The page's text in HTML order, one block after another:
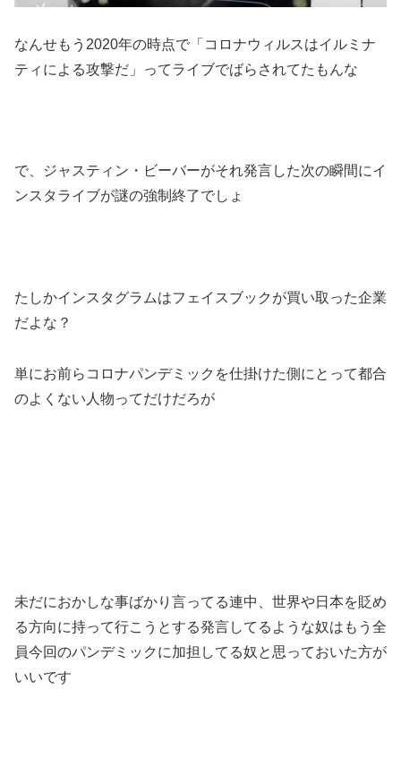
なんせもう2020年の時点で「コロナウィルスはイルミナ
ティによる攻撃だ」ってライブでばらされてたもんな
で、ジャスティン・ビーバーがそれ発言した次の瞬間にイ
ンスタライブが謎の強制終了でしょ
たしかインスタグラムはフェイスブックが買い取った企業
だよな？
単にお前らコロナパンデミックを仕掛けた側にとって都合
のよくない人物ってだけだろが
未だにおかしな事ばかり言ってる連中、世界や日本を貶め
る方向に持って行こうとする発言してるような奴はもう全
員今回のパンデミックに加担してる奴と思っておいた方が
いいです